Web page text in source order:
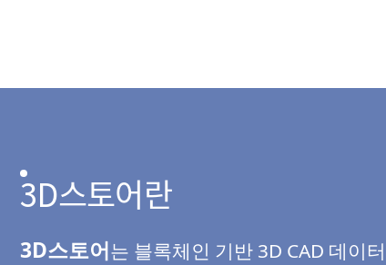
3D스토어란
3D스토어는 블록체인 기반 3D CAD 데이